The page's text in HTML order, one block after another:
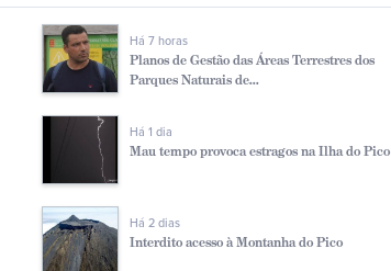
Há 7 horas
Planos de Gestão das Áreas Terrestres dos
Parques Naturais de...
Há 1 dia
Mau tempo provoca estragos na Ilha do Pico
Há 2 dias
Interdito acesso à Montanha do Pico